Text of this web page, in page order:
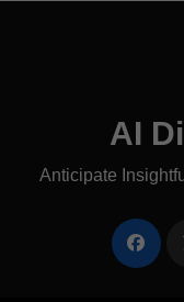
AI
Anticipate